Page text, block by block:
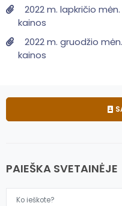
2022 m. lapkričio
kainos
2022 m. gruodžio
kainos
PAIEŠKA SVETAINĖJE